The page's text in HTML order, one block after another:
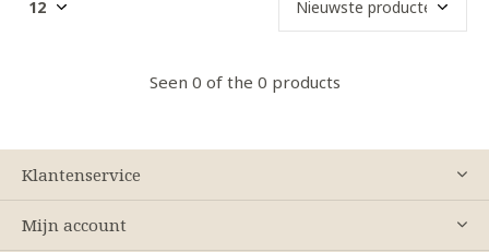
Seen 0 of the 0 products
Klantenservice
Mijn account